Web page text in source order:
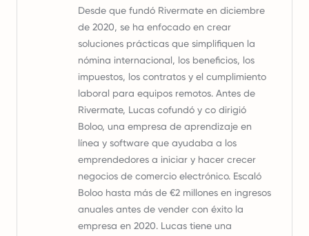
Desde que fundó Rivermate en diciembre
de 2020, se ha enfocado en crear
soluciones prácticas que simplifiquen la
nómina internacional, los beneficios, los
impuestos, los contratos y el cumplimiento
laboral para equipos remotos. Antes de
Rivermate, Lucas cofundó y co dirigió
Boloo, una empresa de aprendizaje en
línea y software que ayudaba a los
emprendedores a iniciar y hacer crecer
negocios de comercio electrónico. Escaló
Boloo hasta más de €2 millones en ingresos
anuales antes de vender con éxito la
empresa en 2020. Lucas tiene una